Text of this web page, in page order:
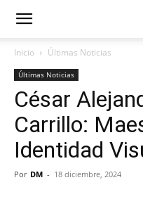
Inicio Últimas Noticias
Últimas Noticias
César
Carrillo:
Identidad
Por DM - 18 diciembre, 2024